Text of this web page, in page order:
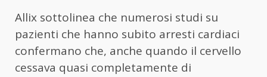
Allix sottolinea che numerosi studi su
pazienti che hanno subito arresti cardiaci
confermano che, anche quando il cervello
cessava quasi completamente di